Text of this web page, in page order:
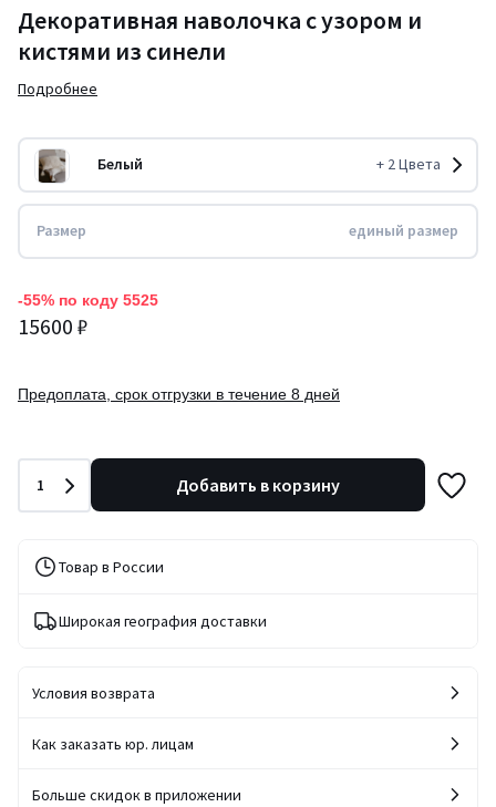
Декоративная наволочка с узором и
кистями из синели
Подробнее
Белый + 2Цвета
Размер единый размер
-55% по коду 5525
15600 ₽
Предоплата, срок отгрузки в течение 8 дней
Количество
1 Добавить в корзину
Товар в России
Широкая география доставки
Условия возврата
Как заказать юр. лицам
Больше скидок в приложении